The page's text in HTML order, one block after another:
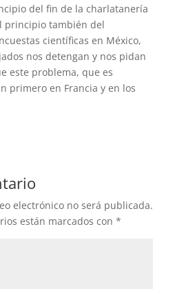
del fin de la charlatanería
principio también del
científicas en México,
nos detengan y nos pidan
este problema, que es
primero en Francia y en los
electrónico no será publicada.
están marcados con *